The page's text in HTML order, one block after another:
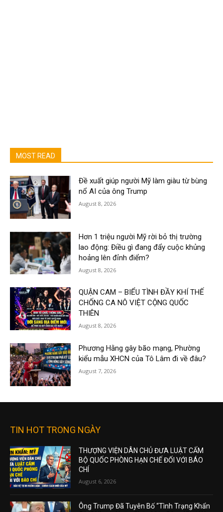
MOST READ
Đề xuất giúp người Mỹ làm giàu từ bùng
nổ AI của ông Trump
August 8, 2026
Hơn 1 triệu người Mỹ rời bỏ thị trường
lao động: Điều gì đang đẩy cuộc khủng
hoảng lên đỉnh điểm?
August 8, 2026
QUẬN CAM – BIỂU TÌNH ĐẦY KHÍ THẾ
CHỐNG CA NÔ VIỆT CỘNG QUỐC
THIÊN
August 8, 2026
Phương Hằng gây bão mạng, Phường
kiểu mẫu XHCN của Tô Lâm đi về đâu?
August 7, 2026
TIN HOT TRONG NGÀY
THƯỢNG VIỆN DÂN CHỦ ĐƯA LUẬT CẤM
BỘ QUỐC PHÒNG HẠN CHẾ ĐỐI VỚI BÁO
CHÍ
August 6, 2026
Ông Trump Đã Tuyên Bố “Tình Trạng Khẩn